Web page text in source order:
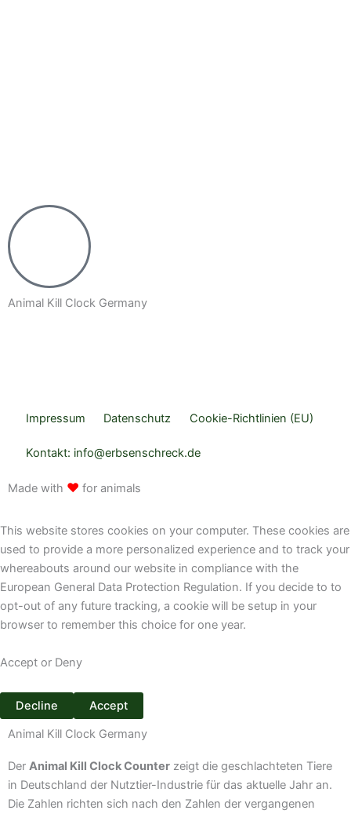
Animal Kill Clock Germany
p
o
t
i
f
y
o
d
c
a
s
t
n
s
t
a
g
r
a
m
o
u
u
b
e
o
u
u
b
e
s
Impressum Datenschutz Cookie-Richtlinien (EU)
Kontakt: info@erbsenschreck.de
Made with ♥ for animals
This website stores cookies on your computer. These cookies are
used to provide a more personalized experience and to track your
whereabouts around our website in compliance with the
European General Data Protection Regulation. If you decide to to
opt-out of any future tracking, a cookie will be setup in your
browser to remember this choice for one year.
Accept or Deny
Decline
Accept
Animal Kill Clock Germany
Der Animal Kill Clock Counter zeigt die geschlachteten Tiere
in Deutschland der Nutztier-Industrie für das aktuelle Jahr an.
Die Zahlen richten sich nach den Zahlen der vergangenen